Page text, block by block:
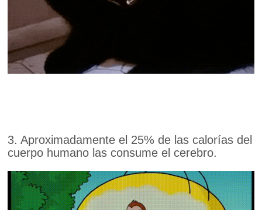
3. Aproximadamente el 25% de las calorías del
cuerpo humano las consume el cerebro.